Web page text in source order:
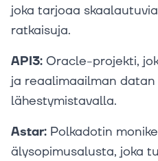
joka tarjoaa
ratkaisuja.
API3: Oracle-projekti,
ja reaalimaailman datan
lähestymistavalla.
Astar: Polkadotin
älysopimusalusta, joka